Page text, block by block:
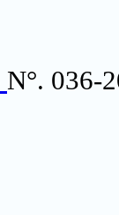
N°. 036-